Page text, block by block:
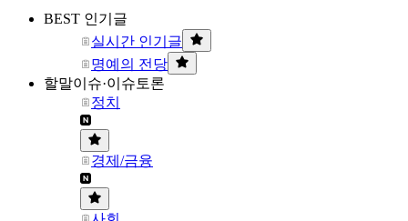
BEST 인기글
실시간 인기글
명예의 전당
할말이슈·이슈토론
정치
경제/금융